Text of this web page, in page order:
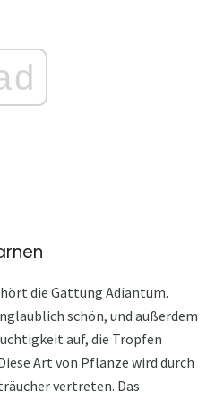
die Gattung Adiantum.
schön, und außerdem
auf, die Tropfen
Art von Pflanze wird durch
vertreten. Das